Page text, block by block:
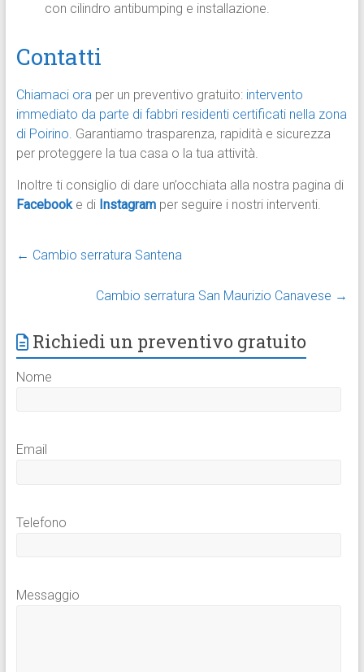
con cilindro antibumping e installazione.
Contatti
Chiamaci oraper un preventivo gratuito: intervento
immediato da parte di fabbri residenti certificati nella zona
di Poirino. Garantiamo trasparenza, rapidità e sicurezza
per proteggere la tua casa o la tua attività.
Inoltre ti consiglio di dare un’occhiata alla nostra pagina di
Facebook e di Instagram per seguire i nostri interventi.
← Cambio serratura Santena
Cambio serratura San Maurizio Canavese →
Richiedi un preventivo gratuito
Nome
Email
Telefono
Messaggio